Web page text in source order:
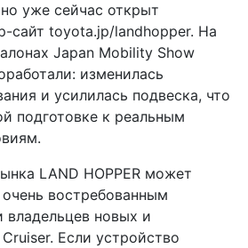
уже сейчас открыт
сайт toyota.jp/landhopper. На
Japan Mobility Show
изменилась
и усилилась подвеска, что
подготовке к реальным
LAND HOPPER может
востребованным
владельцев новых и
Если устройство